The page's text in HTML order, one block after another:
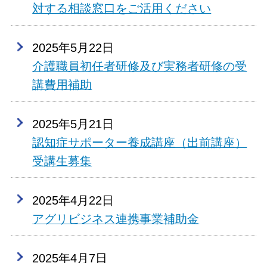
対する相談窓口をご活用ください
2025年5月22日
介護職員初任者研修及び実務者研修の受
講費用補助
2025年5月21日
認知症サポーター養成講座（出前講座）
受講生募集
2025年4月22日
アグリビジネス連携事業補助金
2025年4月7日